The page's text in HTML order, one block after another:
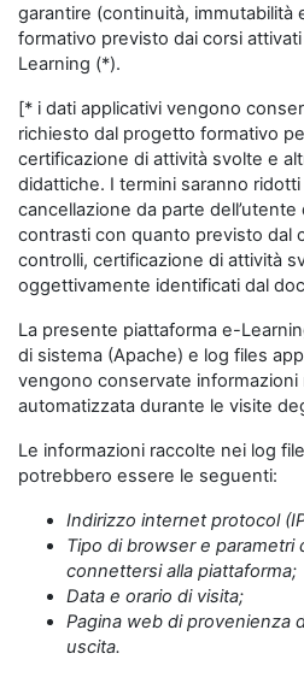
garantire (continuità, immutabilità
formativo previsto dai corsi
Learning (*).
[* i dati applicativi vengono
richiesto dal progetto formativo
certificazione di attività svolte e
didattiche. I termini saranno
cancellazione da parte
contrasti con quanto previsto dal
controlli, certificazione di attività
oggettivamente identificati dal
La presente piattaforma e-
di sistema (Apache) e log files
vengono conservate informazioni
automatizzata durante le visite
Le informazioni raccolte nei log
potrebbero essere le seguenti:
Indirizzo internet protocol
Tipo di browser e
connettersi alla piattaforma;
Data e orario di visita;
Pagina web di provenienza
uscita.